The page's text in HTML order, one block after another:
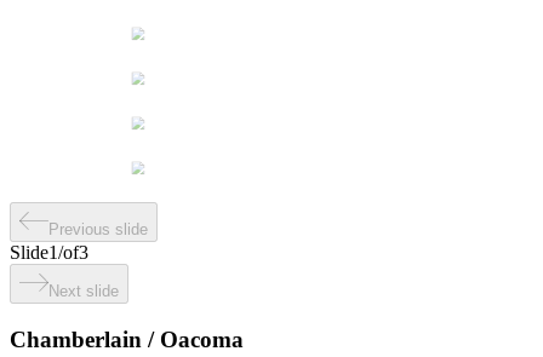
Previous slide
Slide1/of3
Next slide
Chamberlain / Oacoma